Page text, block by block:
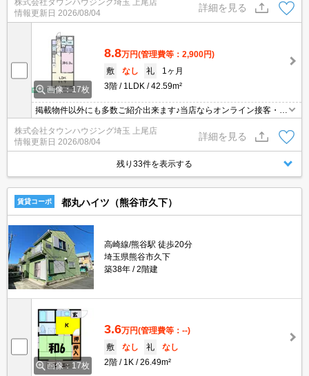
ますとスムーズに御対応できます♪
株式会社タウンハウジング埼玉 上尾店
情報更新日 2026/08/04
詳細を見る
画像：17枚
8.8万円(管理費等：2,900円)
敷
なし 礼
1ヶ月
3階
1LDK 42.59m²
掲載物件以外にも多数ご紹介出来ます♪当店ならオンライン接客・内
見可能です！メールでのお問い合わせの際は、電話番号も記載頂き
ますとスムーズに御対応できます♪
株式会社タウンハウジング埼玉 上尾店
情報更新日 2026/08/04
詳細を見る
残り33件を表示する
賃貸コーポ 都丸ハイツ（熊谷市久下）
高崎線/熊谷駅 徒歩20分
埼玉県熊谷市久下
築38年
2階建
画像：17枚
3.6万円(管理費等：--)
敷
なし 礼
なし
2階
1K 26.49m²